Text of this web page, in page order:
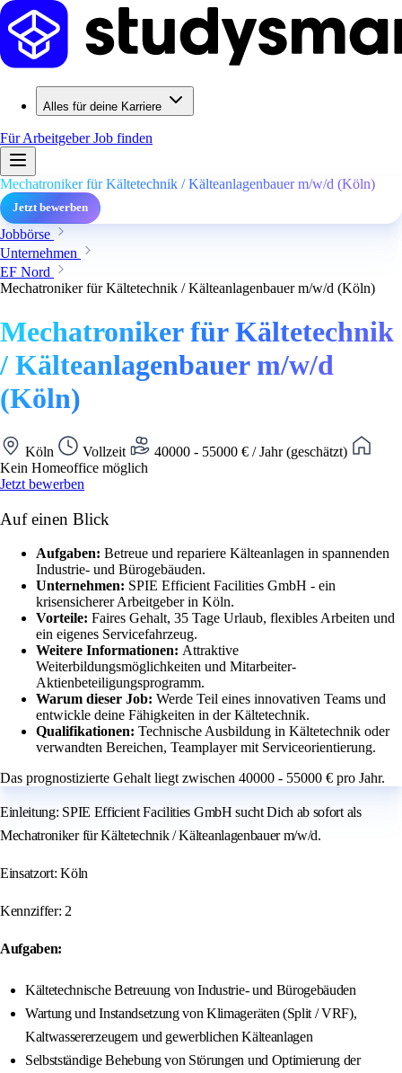
Alles für deine Karriere
Für ArbeitgeberJob finden
Mechatroniker für Kältetechnik / Kälteanlagenbauer m/w/d (Köln)
Jetzt bewerben
Jobbörse
Unternehmen
EF Nord
Mechatroniker für Kältetechnik / Kälteanlagenbauer m/w/d (Köln)
Mechatroniker für Kältetechnik
/ Kälteanlagenbauer m/w/d
(Köln)
Köln Vollzeit
40000 - 55000 € / Jahr (geschätzt)
Kein Homeoffice möglich
Jetzt bewerben
Auf einen Blick
Aufgaben: Betreue und repariere Kälteanlagen in spannenden
Industrie- und Bürogebäuden.
Unternehmen: SPIE Efficient Facilities GmbH - ein
krisensicherer Arbeitgeber in Köln.
Vorteile: Faires Gehalt, 35 Tage Urlaub, flexibles Arbeiten und
ein eigenes Servicefahrzeug.
Weitere Informationen: Attraktive
Weiterbildungsmöglichkeiten und Mitarbeiter-
Aktienbeteiligungsprogramm.
Warum dieser Job: Werde Teil eines innovativen Teams und
entwickle deine Fähigkeiten in der Kältetechnik.
Qualifikationen: Technische Ausbildung in Kältetechnik oder
verwandten Bereichen, Teamplayer mit Serviceorientierung.
Das prognostizierte Gehalt liegt zwischen 40000 - 55000 € pro Jahr.
Einleitung: SPIE Efficient Facilities GmbH sucht Dich ab sofort als
Mechatroniker für Kältetechnik / Kälteanlagenbauer m/w/d.
Einsatzort: Köln
Kennziffer: 2
Aufgaben:
Kältetechnische Betreuung von Industrie- und Bürogebäuden
Wartung und Instandsetzung von Klimageräten (Split / VRF),
Kaltwassererzeugern und gewerblichen Kälteanlagen
Selbstständige Behebung von Störungen und Optimierung der